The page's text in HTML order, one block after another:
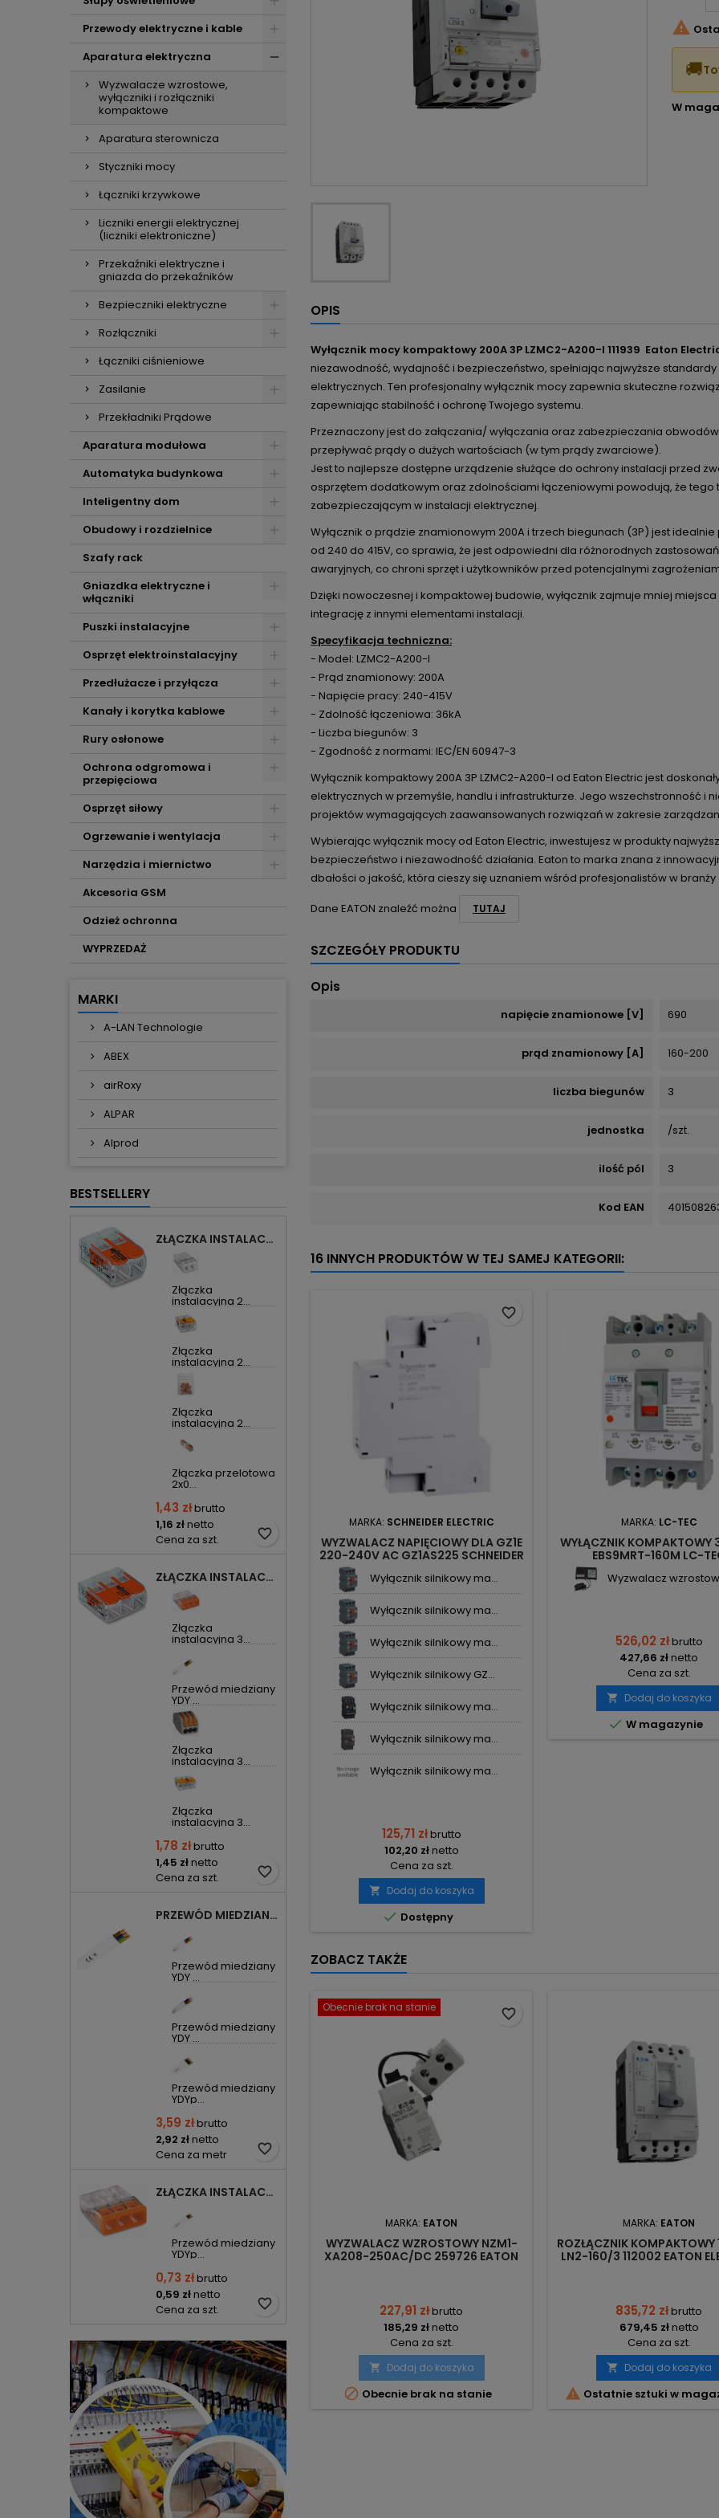
Przewody elektryczne i kable
Aparatura elektryczna
Wyzwalacze wzrostowe,
wyłączniki i rozłączniki
kompaktowe
Aparatura sterownicza
Styczniki mocy
Łączniki krzywkowe
Liczniki energii elektrycznej
(liczniki elektroniczne)
Przekaźniki elektryczne i
gniazda do przekaźników
Bezpieczniki elektryczne
Rozłączniki
Łączniki ciśnieniowe
Zasilanie
Przekładniki Prądowe
Aparatura modułowa
Automatyka budynkowa
Inteligentny dom
Obudowy i rozdzielnice
Szafy rack
Gniazdka elektryczne i
włączniki
Puszki instalacyjne
Osprzęt elektroinstalacyjny
Przedłużacze i przyłącza
Kanały i korytka kablowe
Rury osłonowe
Ochrona odgromowa i
przepięciowa
Osprzęt siłowy
Ogrzewanie i wentylacja
Narzędzia i miernictwo
Akcesoria GSM
Odzież ochronna
WYPRZEDAŻ
MARKI
A-LAN Technologie
ABEX
airRoxy
ALPAR
Alprod
BESTSELLERY
ZŁĄCZKA INSTALACYJNA 2X UNIWERSALNA COMPACT 221-412 WAGO
Złączka
instalacyjna 2...
Złączka
instalacyjna 2...
Złączka
instalacyjna 2...
Złączka przelotowa
2x0...
1,43 złbrutto
1,16 złnetto
Cena za szt.
favorite_border
ZŁĄCZKA INSTALACYJNA 3X UNIWERSALNA COMPACT 221-413 WAGO
Złączka
instalacyjna 3...
Przewód miedziany
YDY ...
Złączka
instalacyjna 3...
Złączka
instalacyjna 3...
1,78 złbrutto
1,45 złnetto
Cena za szt.
favorite_border
PRZEWÓD MIEDZIANY YDYP DRUT 3X1,5MM2 ŻO 450/750V
Przewód miedziany
YDY ...
Przewód miedziany
YDY ...
Przewód miedziany
YDYp...
3,59 złbrutto
2,92 złnetto
Cena za metr
favorite_border
ZŁĄCZKA INSTALACYJNA 3X COMPACT POMARAŃCZOWA 2273-203 WAGO
Przewód miedziany
YDYp...
0,73 złbrutto
0,59 złnetto
Cena za szt.
favorite_border

🚚
W
OPIS
Wyłącznik mocy kompaktowy 200A 3P LZMC2-A200-I 111939 Eaton
niezawodność, wydajność i bezpieczeństwo, spełniając najwyższe
elektrycznych. Ten profesjonalny wyłącznik mocy zapewnia skuteczne
zapewniając stabilność i ochronę Twojego systemu.
Przeznaczony jest do załączania/ wyłączania oraz zabezpieczania
przepływać prądy o dużych wartościach (w tym prądy zwarciowe).
Jest to najlepsze dostępne urządzenie służące do ochrony instalacji przed
osprzętem dodatkowym oraz zdolnościami łączeniowymi powodują, że
zabezpieczającym w instalacji elektrycznej.
Wyłącznik o prądzie znamionowym 200A i trzech biegunach (3P) jest
od 240 do 415V, co sprawia, że jest odpowiedni dla różnorodnych
awaryjnych, co chroni sprzęt i użytkowników przed potencjalnymi
Dzięki nowoczesnej i kompaktowej budowie, wyłącznik zajmuje mniej
integrację z innymi elementami instalacji.
Specyfikacja techniczna:
- Model: LZMC2-A200-I
- Prąd znamionowy: 200A
- Napięcie pracy: 240-415V
- Zdolność łączeniowa: 36kA
- Liczba biegunów: 3
- Zgodność z normami: IEC/EN 60947-3
Wyłącznik kompaktowy 200A 3P LZMC2-A200-I od Eaton Electric jest
elektrycznych w przemyśle, handlu i infrastrukturze. Jego wszechstronność i
projektów wymagających zaawansowanych rozwiązań w zakresie
Wybierając wyłącznik mocy od Eaton Electric, inwestujesz w produkty
bezpieczeństwo i niezawodność działania. Eaton to marka znana z
dbałości o jakość, która cieszy się uznaniem wśród profesjonalistów w
Dane EATON znaleźć można
TUTAJ
SZCZEGÓŁY PRODUKTU
Opis
napięcie znamionowe [V] 690
prąd znamionowy [A] 160-200
liczba biegunów 3
jednostka /szt.
ilość pól 3
Kod EAN
16 INNYCH PRODUKTÓW W TEJ SAMEJ KATEGORII:
MARKA: SCHNEIDER ELECTRIC
WYZWALACZ NAPIĘCIOWY DLA GZ1E
220-240V AC GZ1AS225 SCHNEIDER
Wyłącznik silnikowy ma...
Wyłącznik silnikowy ma...
Wyłącznik silnikowy ma...
Wyłącznik silnikowy GZ...
Wyłącznik silnikowy ma...
Wyłącznik silnikowy ma...
Wyłącznik silnikowy ma...
125,71 złbrutto
102,20 złnetto
Cena za szt.
 Dodaj do koszyka
 Dostępny
favorite_border
MARKA: LC-TEC
WYŁĄCZNIK KOMPAKTOWY
EBS9MRT-160M LC-
Wyzwalacz
526,02 złbrutto
427,66 złnetto
Cena za szt.
 Dodaj do koszyka
 W magazynie
ZOBACZ TAKŻE
Obecnie brak na stanie
MARKA: EATON
WYZWALACZ WZROSTOWY NZM1-
XA208-250AC/DC 259726 EATON
227,91 złbrutto
185,29 złnetto
Cena za szt.
 Dodaj do koszyka
 Obecnie brak na stanie
favorite_border
MARKA: EATON
ROZŁĄCZNIK KOMPAKTOWY
LN2-160/3 112002 EATON
835,72 złbrutto
679,45 złnetto
Cena za szt.
 Dodaj do koszyka
 Ostatnie sztuki w